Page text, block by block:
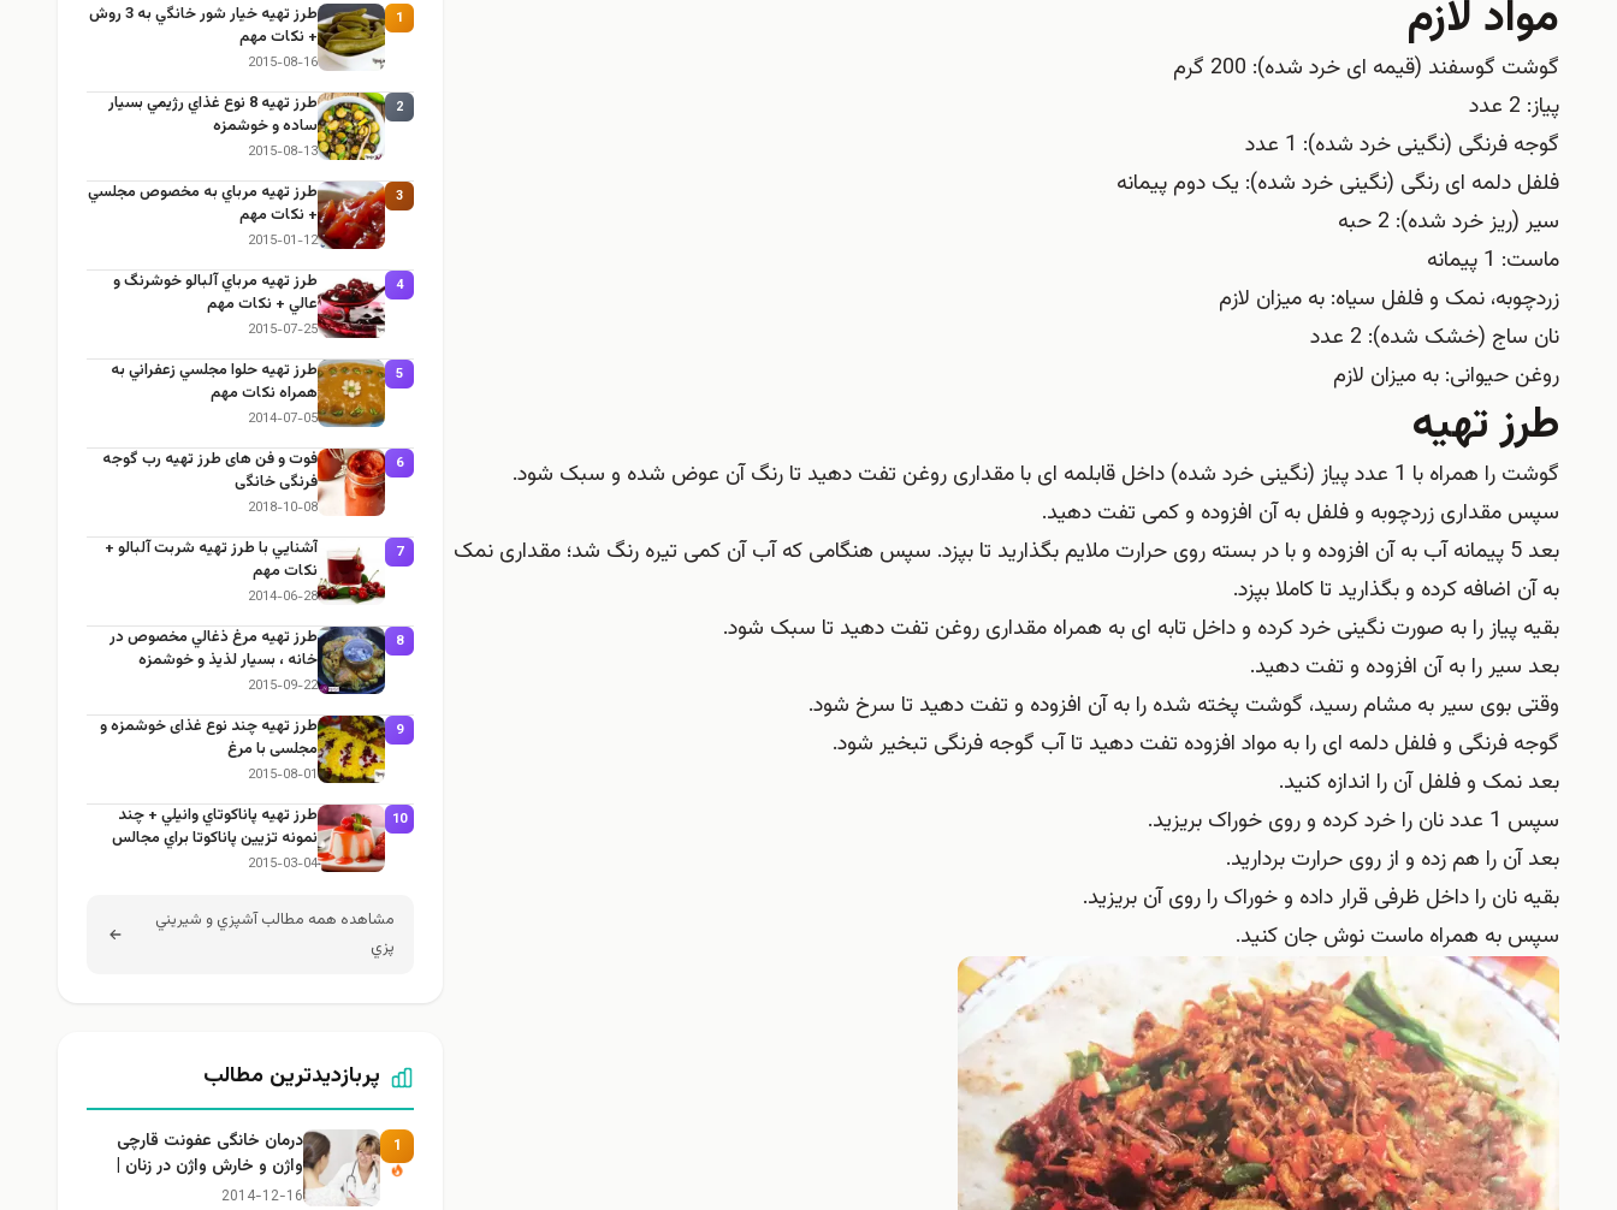
مواد لازم
گوشت گوسفند (قیمه ای خرد شده): 200 گرم
پیاز: 2 عدد
گوجه فرنگی (نگینی خرد شده): 1 عدد
فلفل دلمه ای رنگی (نگینی خرد شده): یک دوم پیمانه
سیر (ریز خرد شده): 2 حبه
ماست: 1 پیمانه
زردچوبه، نمک و فلفل سیاه: به میزان لازم
نان ساج (خشک شده): 2 عدد
روغن حیوانی: به میزان لازم
طرز تهیه
گوشت را همراه با 1 عدد پیاز (نگینی خرد شده) داخل قابلمه ای با مقداری روغن تفت دهید تا رنگ آن عوض شده و سبک شود.
سپس مقداری زردچوبه و فلفل به آن افزوده و کمی تفت دهید.
بعد 5 پیمانه آب به آن افزوده و با در بسته روی حرارت ملایم بگذارید تا بپزد. سپس هنگامی که آب آن کمی تیره رنگ شد؛ مقداری نمک
به آن اضافه کرده و بگذارید تا کاملا بپزد.
بقیه پیاز را به صورت نگینی خرد کرده و داخل تابه ای به همراه مقداری روغن تفت دهید تا سبک شود.
بعد سیر را به آن افزوده و تفت دهید.
وقتی بوی سیر به مشام رسید، گوشت پخته شده را به آن افزوده و تفت دهید تا سرخ شود.
گوجه فرنگی و فلفل دلمه ای را به مواد افزوده تفت دهید تا آب گوجه فرنگی تبخیر شود.
بعد نمک و فلفل آن را اندازه کنید.
سپس 1 عدد نان را خرد کرده و روی خوراک بریزید.
بعد آن را هم زده و از روی حرارت بردارید.
بقیه نان را داخل ظرفی قرار داده و خوراک را روی آن بریزید.
سپس به همراه ماست نوش جان کنید.
1
طرز تهيه خیار شور خانگي به 3 روش
+ نكات مهم
2015-08-16
2
طرز تهيه 8 نوع غذاي رژيمي بسيار
ساده و خوشمزه
2015-08-13
3
طرز تهيه مرباي به مخصوص مجلسي
+ نكات مهم
2015-01-12
4
طرز تهيه مرباي آلبالو خوشرنگ و
عالي + نكات مهم
2015-07-25
5
طرز تهيه حلوا مجلسي زعفراني به
همراه نكات مهم
2014-07-05
6
فوت و فن های طرز تهیه رب گوجه
فرنگی خانگی
2018-10-08
7
آشنايي با طرز تهيه شربت آلبالو +
نكات مهم
2014-06-28
8
طرز تهيه مرغ ذغالي مخصوص در
خانه ، بسيار لذيذ و خوشمزه
2015-09-22
9
طرز تهيه چند نوع غذای خوشمزه و
مجلسی با مرغ
2015-08-01
10
طرز تهيه پاناكوتاي وانيلي + چند
نمونه تزيين پاناكوتا براي مجالس
2015-03-04
مشاهده همه مطالب آشپزي و شيريني
پزي
پربازدیدترین مطالب
1
درمان خانگی عفونت قارچی
واژن و خارش واژن در زنان |
راهنمای کامل، ایمن و کاربردی
2014-12-16